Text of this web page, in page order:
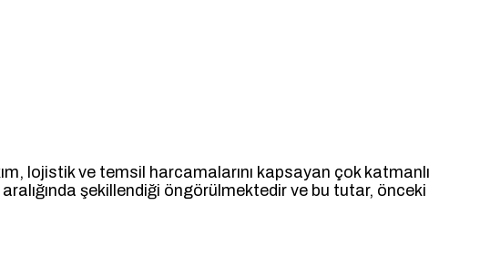
lojistik ve temsil harcamalarını kapsayan çok katmanlı
şekillendiği öngörülmektedir ve bu tutar, önceki